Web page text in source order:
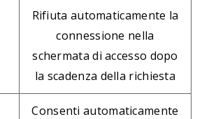
Rifiuta automaticamente la
connessione nella
schermata di accesso dopo
la scadenza della richiesta
Consenti automaticamente